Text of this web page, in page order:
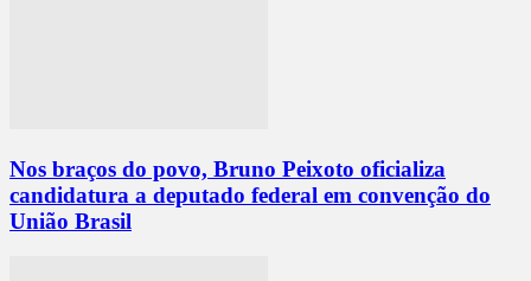
Nos braços do povo, Bruno Peixoto oficializa
candidatura a deputado federal em convenção do
União Brasil